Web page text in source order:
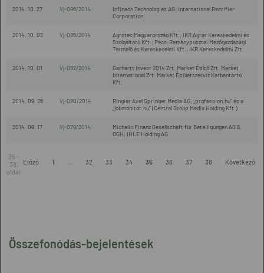
Összefonódás-bejelentések
2014. 10. 27 Vj-096/2014
Infineon Technologies AG; International Rectifier
Corporation
2014. 10. 02 Vj-085/2014
Agrotec Magyarország Kft.; IKR Agrár Kereskedelmi és
Szolgáltató Kft.; Pécs-Reménypusztai Mezőgazdasági
Termelő és Kereskedelmi Kft.; IKR Kereskedelmi Zrt.
2014. 10. 01 Vj-082/2014
Garhartt Invest 2014 Zrt. Market Építő Zrt. Market
International Zrt. Market Épületszerviz Karbantartó
Kft.
2014. 09. 26 Vj-080/2014
Ringier Axel Springer Media AG; „profession.hu” és a
„jobmonitor.hu” (Central Group Media Holding Kft.)
2014. 09. 17 Vj-079/2014
Michelin Finanz Gesellschaft für Beteiligungen AG &
OGH; IHLE Holding AG
35 -
38.
oldal
Előző 1 32 33 34 35 36 37 38 Következő